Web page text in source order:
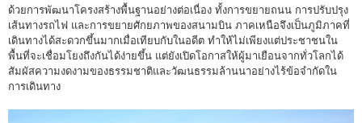
ด้วยการพัฒนาโครงสร้างพื้นฐานอย่างต่อเนื่อง ทั้งการขยายถนน การปรับปรุง
เส้นทางรถไฟ และการขยายศักยภาพของสนามบิน ภาคเหนือจึงเป็นภูมิภาคที่
เดินทางได้สะดวกขึ้นมากเมื่อเทียบกับในอดีต ทำให้ไม่เพียงแต่ประชาชนใน
พื้นที่จะเชื่อมโยงถึงกันได้ง่ายขึ้น แต่ยังเปิดโอกาสให้ผู้มาเยือนจากทั่วโลกได้
สัมผัสความงดงามของธรรมชาติและวัฒนธรรมล้านนาอย่างไร้ข้อจำกัดใน
การเดินทาง